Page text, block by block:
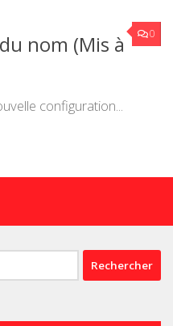
0
nom (Mis à
configuration...